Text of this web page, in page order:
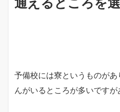
予備校には寮というものが
んがいるところが多いですが